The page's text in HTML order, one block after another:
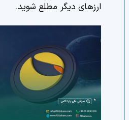
ارزهای دیگر مطلع شوید.